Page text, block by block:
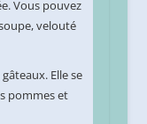
Vous pouvez
velouté
Elle se
pommes et